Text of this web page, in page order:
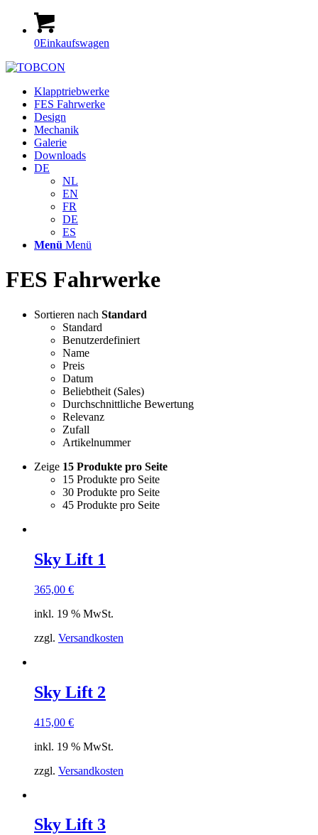
0Einkaufswagen
Klapptriebwerke
FES Fahrwerke
Design
Mechanik
Galerie
Downloads
DE
NL
EN
FR
DE
ES
Menü Menü
FES Fahrwerke
Sortieren nach Standard
Standard
Benutzerdefiniert
Name
Preis
Datum
Beliebtheit (Sales)
Durchschnittliche Bewertung
Relevanz
Zufall
Artikelnummer
Zeige 15 Produkte pro Seite
15 Produkte pro Seite
30 Produkte pro Seite
45 Produkte pro Seite
Sky Lift 1
365,00 €
inkl. 19 % MwSt.
zzgl. Versandkosten
Sky Lift 2
415,00 €
inkl. 19 % MwSt.
zzgl. Versandkosten
Sky Lift 3